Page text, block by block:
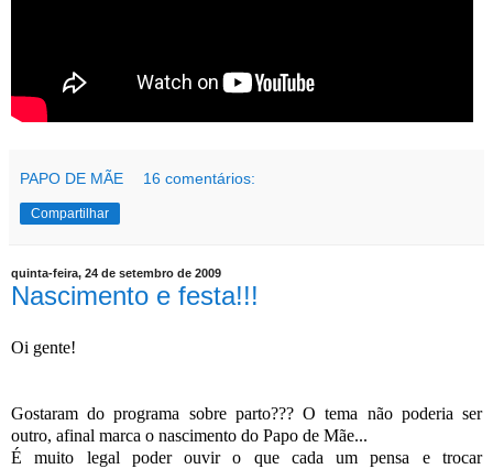
PAPO DE MÃE 16 comentários:
Compartilhar
quinta-feira, 24 de setembro de 2009
Nascimento e festa!!!
Oi gente!
Gostaram do programa sobre parto??? O tema não poderia ser
outro, afinal marca o nascimento do Papo de Mãe...
É muito legal poder ouvir o que cada um pensa e trocar